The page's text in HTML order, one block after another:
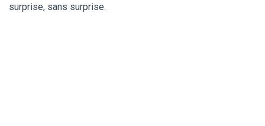
surprise, sans surprise.